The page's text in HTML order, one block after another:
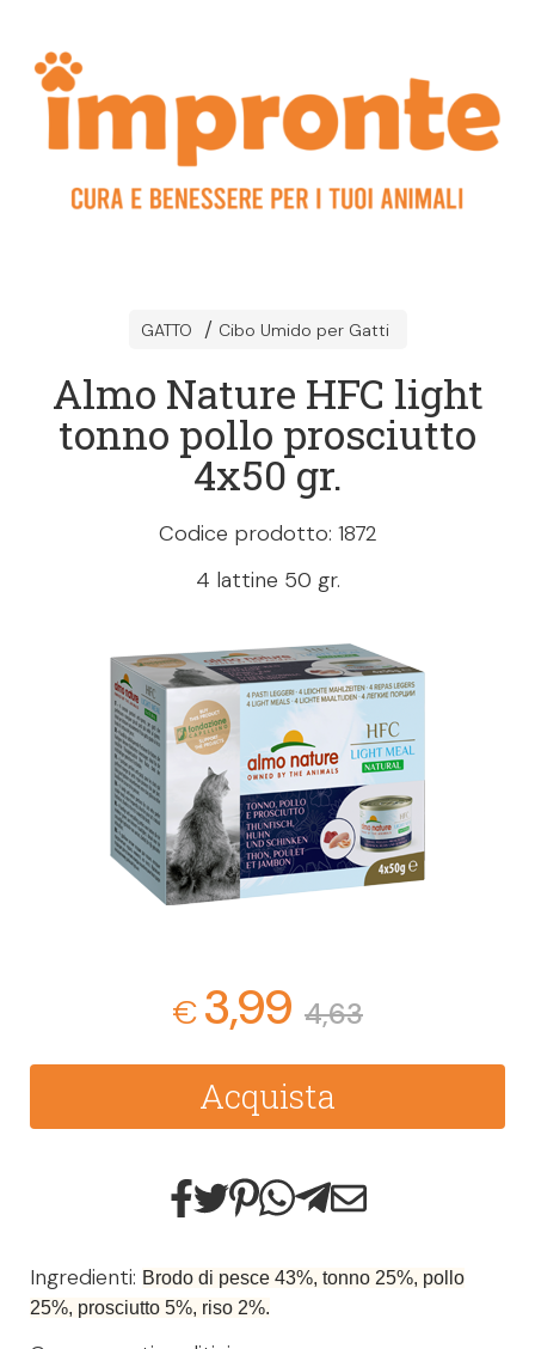
GATTO Cibo Umido per Gatti
Almo Nature HFC light
tonno pollo prosciutto
4x50 gr.
Codice prodotto: 1872
4 lattine 50 gr.
€3,99 4,63
Acquista
Ingredienti: Brodo di pesce 43%, tonno 25%, pollo
25%, prosciutto 5%, riso 2%.